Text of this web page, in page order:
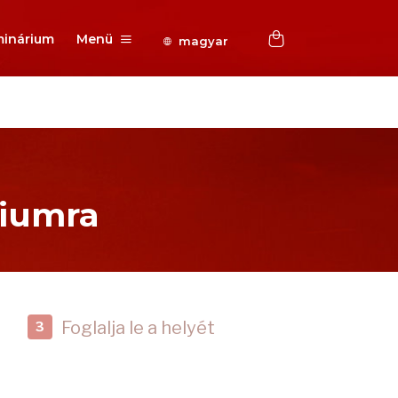
Menü magyar
3 Foglalja le a helyét